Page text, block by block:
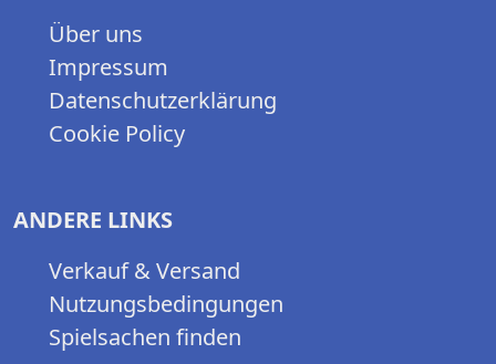
Über uns
Impressum
Datenschutzerklärung
Cookie Policy
ANDERE LINKS
Verkauf & Versand
Nutzungsbedingungen
Spielsachen finden